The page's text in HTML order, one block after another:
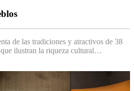
de las tradiciones y atractivos de 38
ilustran la riqueza cultural…